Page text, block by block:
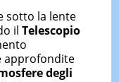
sotto la lente
il Telescopio
approfondite
degli